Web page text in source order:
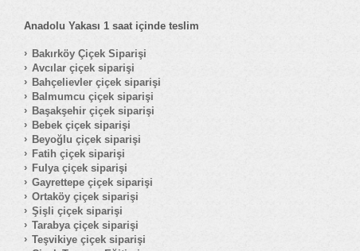
Anadolu Yakası 1 saat içinde teslim
Bakırköy Çiçek Siparişi
Avcılar çiçek siparişi
Bahçelievler çiçek siparişi
Balmumcu çiçek siparişi
Başakşehir çiçek siparişi
Bebek çiçek siparişi
Beyoğlu çiçek siparişi
Fatih çiçek siparişi
Fulya çiçek siparişi
Gayrettepe çiçek siparişi
Ortaköy çiçek siparişi
Şişli çiçek siparişi
Tarabya çiçek siparişi
Teşvikiye çiçek siparişi